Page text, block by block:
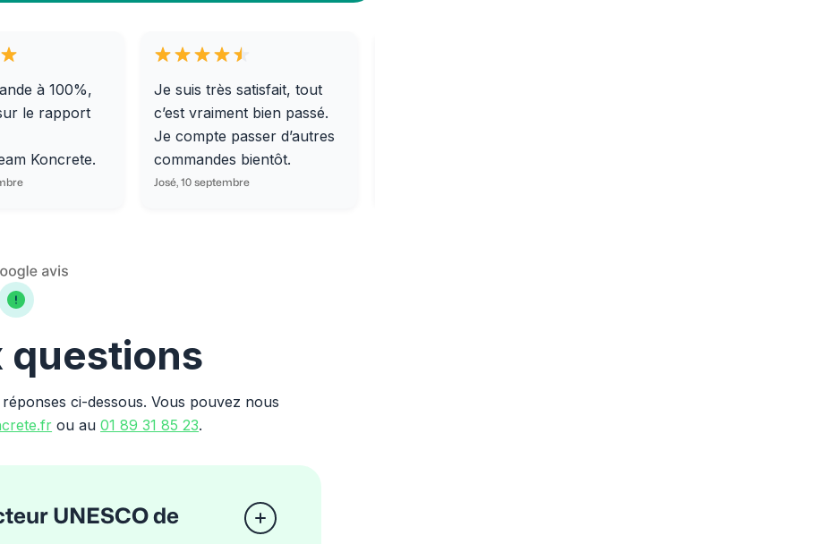
à 100%,
le rapport
Koncrete.
Je suis très satisfait, tout
c’est vraiment bien passé.
Je compte passer d’autres
commandes bientôt.
José, 10 septembre
questions
ci-dessous. Vous pouvez nous
ou au01 89 31 85 23.
UNESCO de